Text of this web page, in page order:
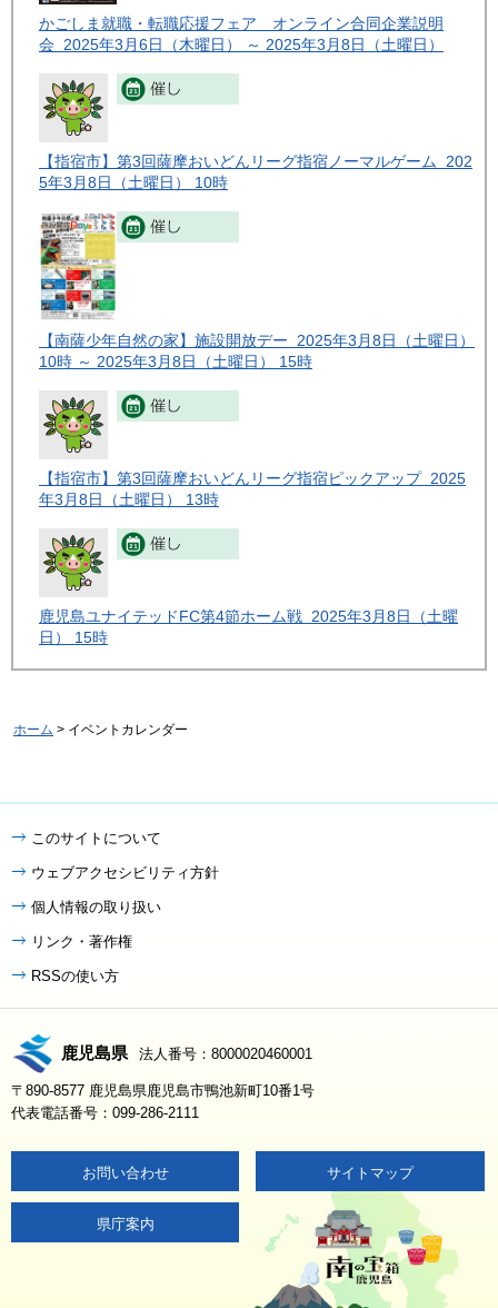
かごしま就職・転職応援フェア オンライン合同企業説明
会 2025年3月6日（木曜日） ～ 2025年3月8日（土曜日）
【指宿市】第3回薩摩おいどんリーグ指宿ノーマルゲーム 202
5年3月8日（土曜日） 10時
【南薩少年自然の家】施設開放デー 2025年3月8日（土曜日）
10時 ～ 2025年3月8日（土曜日） 15時
【指宿市】第3回薩摩おいどんリーグ指宿ピックアップ 2025
年3月8日（土曜日） 13時
鹿児島ユナイテッドFC第4節ホーム戦 2025年3月8日（土曜
日） 15時
ホーム > イベントカレンダー
このサイトについて
ウェブアクセシビリティ方針
個人情報の取り扱い
リンク・著作権
RSSの使い方
鹿児島県 法人番号：8000020460001
〒890-8577 鹿児島県鹿児島市鴨池新町10番1号
代表電話番号：099-286-2111
お問い合わせ サイトマップ
県庁案内